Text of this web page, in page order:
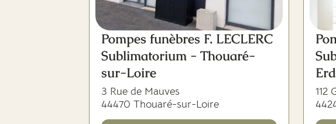
Pompes funèbres F. LECLERC
Sublimatorium - Thouaré-
sur-Loire
3 Rue de Mauves
44470 Thouaré-sur-Loire
112